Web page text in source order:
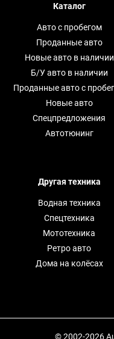
Каталог
Авто с пробегом
Проданные авто
Новые авто в наличии
Б/У авто в наличии
Проданные авто с
Новые авто
Спецпредложения
Автотюнинг
Другая техника
Водная техника
Спецтехника
Мототехника
Ретро авто
Дома на колёсах
© 2002-2026